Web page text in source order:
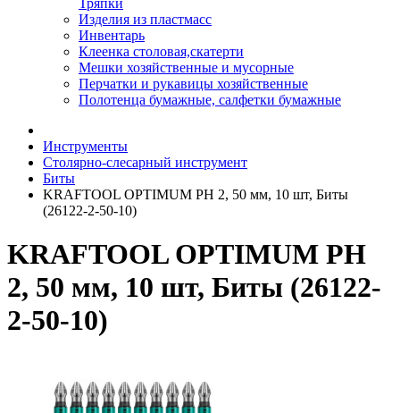
Тряпки
Изделия из пластмасс
Инвентарь
Клеенка столовая,скатерти
Мешки хозяйственные и мусорные
Перчатки и рукавицы хозяйственные
Полотенца бумажные, салфетки бумажные
Инструменты
Столярно-слесарный инструмент
Биты
KRAFTOOL OPTIMUM PH 2, 50 мм, 10 шт, Биты
(26122-2-50-10)
KRAFTOOL OPTIMUM PH
2, 50 мм, 10 шт, Биты (26122-
2-50-10)